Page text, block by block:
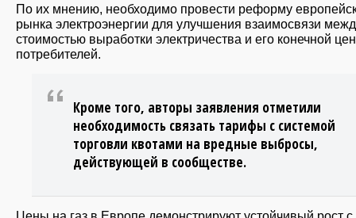
По их мнению, необходимо провести реформу
рынка электроэнергии для улучшения взаимосвязи
стоимостью выработки электричества и его конечной
потребителей.
Кроме того, авторы заявления отметили
необходимость связать тарифы с системой
торговли квотами на вредные выбросы,
действующей в сообществе.